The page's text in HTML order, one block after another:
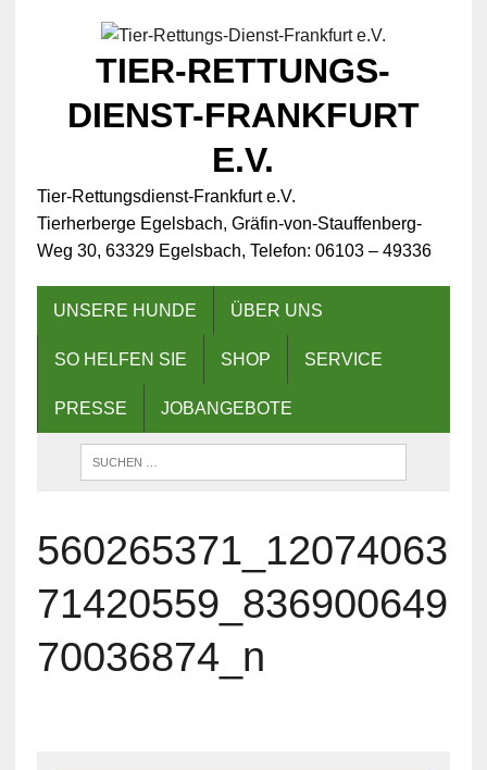
TIER-RETTUNGS-
DIENST-FRANKFURT
E.V.
Tier-Rettungsdienst-Frankfurt e.V.
Tierherberge Egelsbach, Gräfin-von-Stauffenberg-
Weg 30, 63329 Egelsbach, Telefon: 06103 – 49336
UNSERE HUNDE ÜBER UNS
SO HELFEN SIE SHOP SERVICE
PRESSE JOBANGEBOTE
560265371_12074063
71420559_836900649
70036874_n